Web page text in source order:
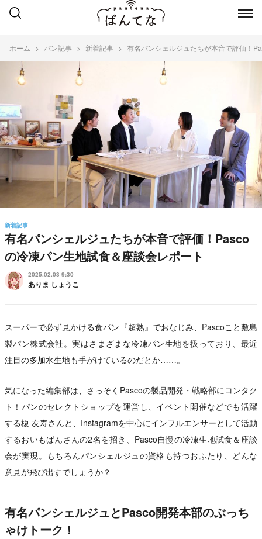
ホーム パン記事 新着記事 有名パンシェルジュたちが本音で評価！
新着記事
有名パンシェルジュたちが本音で評価！Pasco
の冷凍パン生地試食＆座談会レポート
2025.02.03 9:30
ありま しょうこ
スーパーで必ず見かける食パン『超熟』でおなじみ、Pascoこと敷島
製パン株式会社。実はさまざまな冷凍パン生地を扱っており、最近
注目の多加水生地も手がけているのだとか……。
気になった編集部は、さっそくPascoの製品開発・戦略部にコンタク
ト！パンのセレクトショップを運営し、イベント開催などでも活躍
する榎 友寿さんと、Instagramを中心にインフルエンサーとして活動
するおいもぱんさんの2名を招き、Pasco自慢の冷凍生地試食＆座談
会が実現。もちろんパンシェルジュの資格も持つおふたり、どんな
意見が飛び出すでしょうか？
有名パンシェルジュとPasco開発本部のぶっち
ゃけトーク！